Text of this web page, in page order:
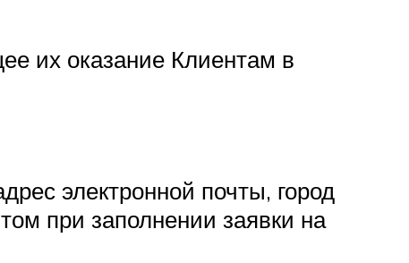
их оказание Клиентам в
электронной почты, город
при заполнении заявки на